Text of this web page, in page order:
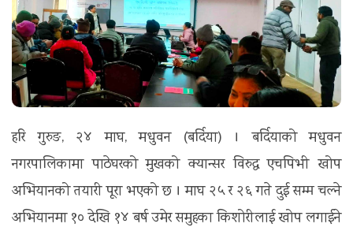
हरि गुरुङ, २४ माघ, मधुवन (बर्दिया) । बर्दियाको मधुवन
नगरपालिकामा पाठेघरको मुखको क्यान्सर विरुद्ध एचपिभी खोप
अभियानको तयारी पूरा भएको छ । माघ २५ र २६ गते दुई सम्म चल्ने
अभियानमा १० देखि १४ बर्ष उमेर समुहका किशोरीलाई खोप लगाईने